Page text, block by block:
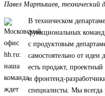
Павел Мартышев, технический
В техническом
функциональных
с продуктовым
самостоятельно от
есть продакт,
и фронтенд-
специалисты. Мы всегда